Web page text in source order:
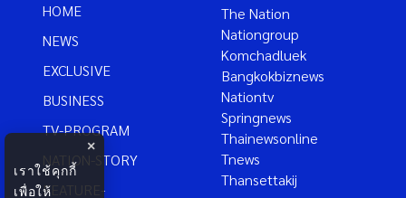
HOME
NEWS
EXCLUSIVE
BUSINESS
TV-PROGRAM
NATION-STORY
FEATURE-
The Nation
Nationgroup
Komchadluek
Bangkokbiznews
Nationtv
Springnews
Thainewsonline
Tnews
Thansettakij
×
เราใช้คุกกี้
เพื่อให้